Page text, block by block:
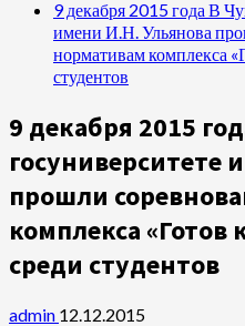
9 декабря 2015 года В
имени И.Н. Ульянова
нормативам комплекса
студентов
9 декабря 2015
госуниверситете
прошли
комплекса «Готов
среди студентов
admin 12.12.2015